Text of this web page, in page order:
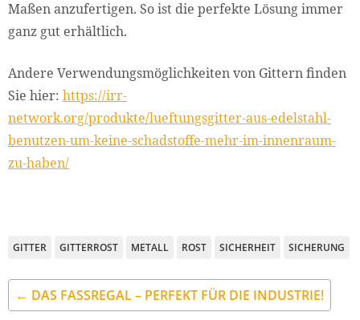
Maßen anzufertigen. So ist die perfekte Lösung immer
ganz gut erhältlich.
Andere Verwendungsmöglichkeiten von Gittern finden
Sie hier: https://irr-
network.org/produkte/lueftungsgitter-aus-edelstahl-
benutzen-um-keine-schadstoffe-mehr-im-innenraum-
zu-haben/
GITTER GITTERROST METALL ROST SICHERHEIT SICHERUNG
← DAS FASSREGAL – PERFEKT FÜR DIE INDUSTRIE!